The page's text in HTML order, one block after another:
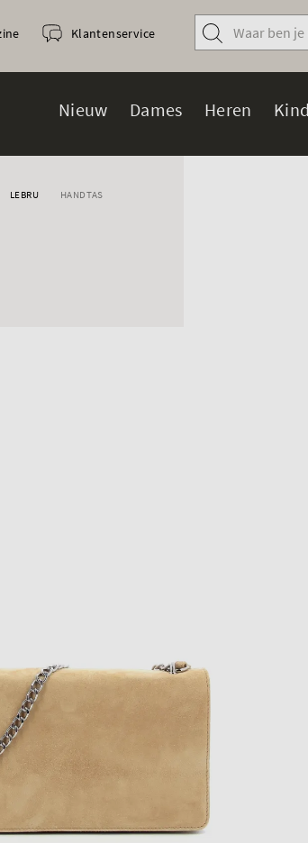
Nieuw Dames Heren
Klantenservice
LEBRU HANDTAS